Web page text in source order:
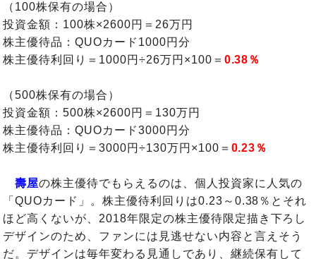
（100株保有の場合）
投資金額：100株×2600円＝26万円
株主優待品：QUOカード1000円分
株主優待利回り＝1000円÷26万円×100＝ 0.38％
（500株保有の場合）
投資金額：500株×2600円＝130万円
株主優待品：QUOカード3000円分
株主優待利回り＝3000円÷130万円×100＝ 0.23％
壽屋の株主優待でもらえるのは、個人投資家に人気の
「QUOカード」。株主優待利回りは0.23～0.38％とそれ
ほど高くないが、2018年限定の株主優待限定描き下ろし
デザインのため、ファンには見逃せない内容と言えそう
だ。デザインは毎年変わる見通しであり、継続保有して